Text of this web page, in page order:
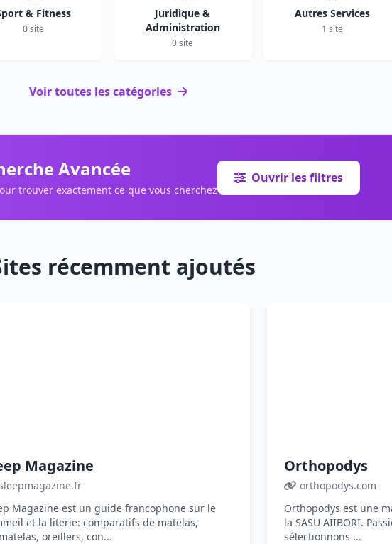
& Fitness
0 site
Juridique &
Administration
0 site
Autres Services
1 site
Voir toutes les catégories
Avancée
trouver exactement ce que vous cherchez
Ouvrir les filtres
récemment ajoutés
Magazine
Magazine est un guide francophone sur le
et la literie: comparatifs de matelas,
oreillers, con...
Orthopodys
orthopodys.com
Orthopodys est une
la SASU AIIBORI.
sélectionnons ...